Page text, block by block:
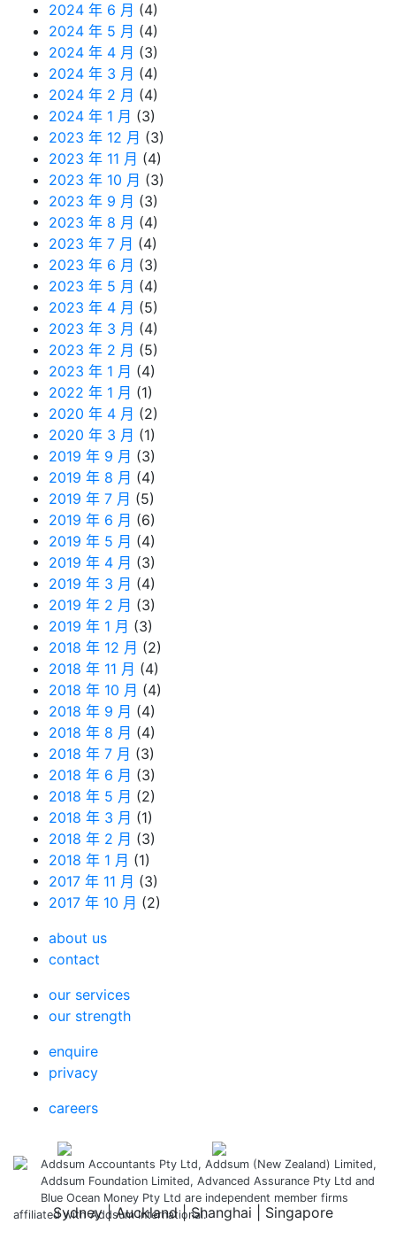
2024 年 6 月 (4)
2024 年 5 月 (4)
2024 年 4 月 (3)
2024 年 3 月 (4)
2024 年 2 月 (4)
2024 年 1 月 (3)
2023 年 12 月 (3)
2023 年 11 月 (4)
2023 年 10 月 (3)
2023 年 9 月 (3)
2023 年 8 月 (4)
2023 年 7 月 (4)
2023 年 6 月 (3)
2023 年 5 月 (4)
2023 年 4 月 (5)
2023 年 3 月 (4)
2023 年 2 月 (5)
2023 年 1 月 (4)
2022 年 1 月 (1)
2020 年 4 月 (2)
2020 年 3 月 (1)
2019 年 9 月 (3)
2019 年 8 月 (4)
2019 年 7 月 (5)
2019 年 6 月 (6)
2019 年 5 月 (4)
2019 年 4 月 (3)
2019 年 3 月 (4)
2019 年 2 月 (3)
2019 年 1 月 (3)
2018 年 12 月 (2)
2018 年 11 月 (4)
2018 年 10 月 (4)
2018 年 9 月 (4)
2018 年 8 月 (4)
2018 年 7 月 (3)
2018 年 6 月 (3)
2018 年 5 月 (2)
2018 年 3 月 (1)
2018 年 2 月 (3)
2018 年 1 月 (1)
2017 年 11 月 (3)
2017 年 10 月 (2)
about us
contact
our services
our strength
enquire
privacy
careers
Addsum Accountants Pty Ltd, Addsum (New Zealand) Limited,
Addsum Foundation Limited, Advanced Assurance Pty Ltd and
Blue Ocean Money Pty Ltd are independent member firms
affiliated with Addsum International.
Sydney | Auckland | Shanghai | Singapore